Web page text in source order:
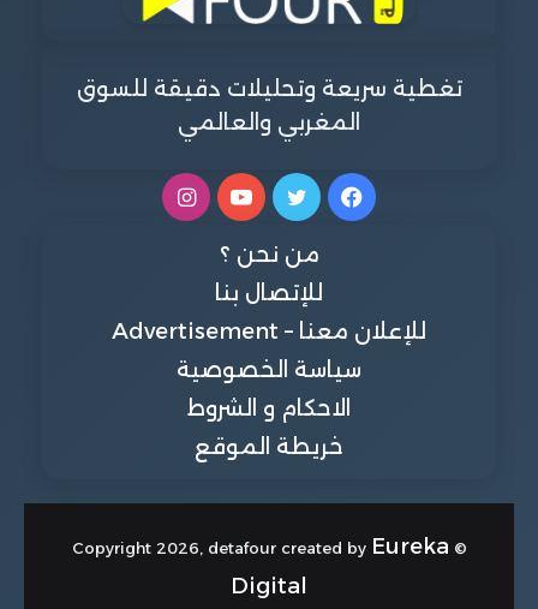
تغطية سريعة وتحليلات دقيقة للسوق
المغربي والعالمي
فيسبوكتويتر يوتيوبانستقرام
من نحن ؟
للإتصال بنا
للإعلان معنا – Advertisement
سياسة الخصوصية
الاحكام و الشروط
خريطة الموقع
© Copyright 2026, detafour created by
Eureka
Digital